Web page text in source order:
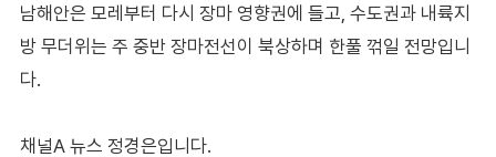
남해안은 모레부터 다시 장마 영향권에 들고, 수도권과 내륙지
방 무더위는 주 중반 장마전선이 북상하며 한풀 꺾일 전망입니
다.
채널A 뉴스 정경은입니다.